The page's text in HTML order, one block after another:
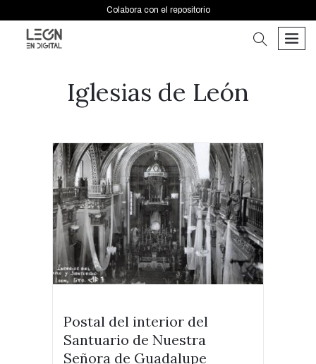
Colabora con el repositorio
buscar
Iglesias de León
Postal del interior del
Santuario de Nuestra
Señora de Guadalupe